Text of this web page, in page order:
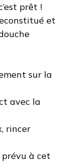
prêt !
et
sur la
avec la
rincer
à cet